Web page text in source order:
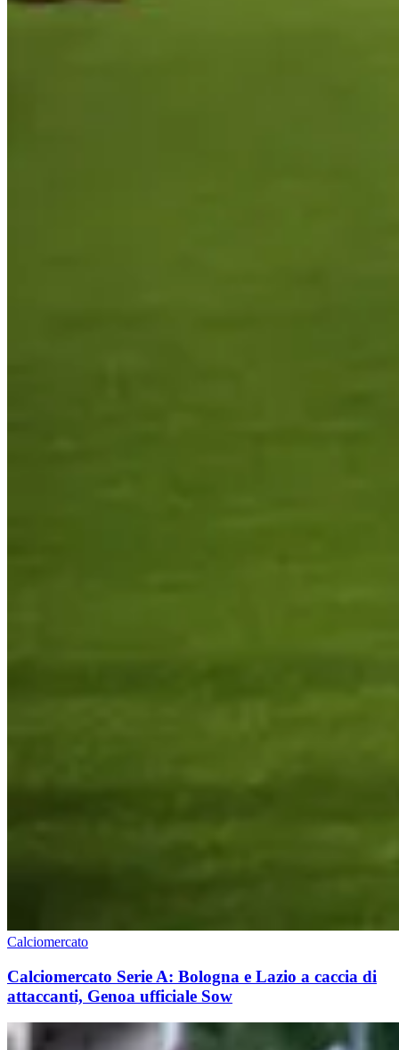
Calciomercato
Calciomercato Serie A: Bologna e Lazio a caccia di
attaccanti, Genoa ufficiale Sow